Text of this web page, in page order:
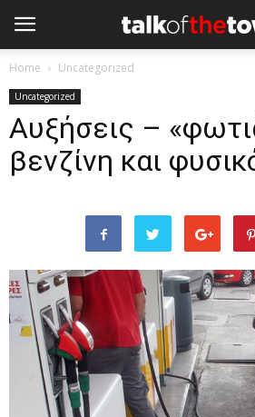
Home Uncategorized
Uncategorized
Αυξήσεις –
βενζίνη και